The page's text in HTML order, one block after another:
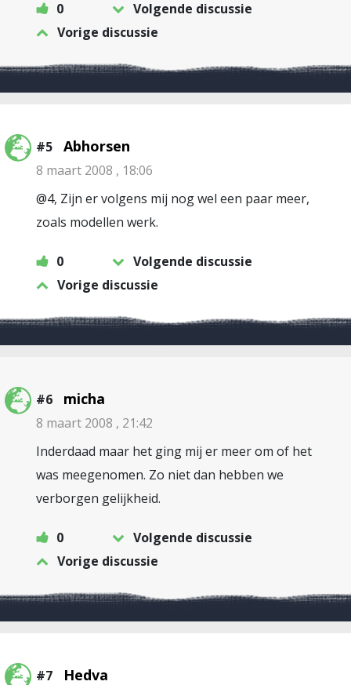
0
Volgende discussie
Vorige discussie
#5 Abhorsen
8 maart 2008 , 18:06
@4, Zijn er volgens mij nog wel een paar meer,
zoals modellen werk.
0
Volgende discussie
Vorige discussie
#6 micha
8 maart 2008 , 21:42
Inderdaad maar het ging mij er meer om of het
was meegenomen. Zo niet dan hebben we
verborgen gelijkheid.
0
Volgende discussie
Vorige discussie
#7 Hedva